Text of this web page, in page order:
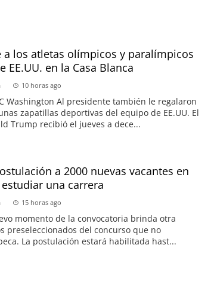
a los atletas olímpicos y paralímpicos
EE.UU. en la Casa Blanca
10 horas ago
Washington Al presidente también le regalaron
zapatillas deportivas del equipo de EE.UU. El
Trump recibió el jueves a dece...
a 2000 nuevas vacantes en
una carrera
15 horas ago
momento de la convocatoria brinda otra
preseleccionados del concurso que no
La postulación estará habilitada hast...